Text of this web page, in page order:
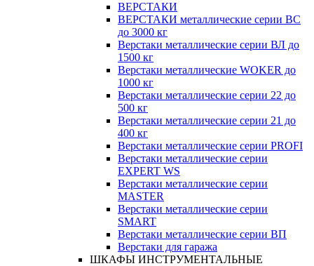
ВЕРСТАКИ
ВЕРСТАКИ металлические серии ВС
до 3000 кг
Верстаки металлические серии ВЛ до
1500 кг
Верстаки металлические WOKER до
1000 кг
Верстаки металлические серии 22 до
500 кг
Верстаки металлические серии 21 до
400 кг
Верстаки металлические серии PROFI
Верстаки металлические серии
EXPERT WS
Верстаки металлические серии
MASTER
Верстаки металлические серии
SMART
Верстаки металлические серии ВП
Верстаки для гаража
ШКАФЫ ИНСТРУМЕНТАЛЬНЫЕ